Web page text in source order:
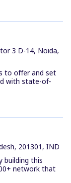
3 D-14, Noida,
to offer and set
with state-of-
201301, IND
building this
network that